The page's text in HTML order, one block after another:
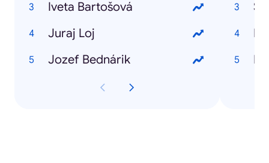
Iveta Bartošová
Juraj Loj
Jozef Bednárik